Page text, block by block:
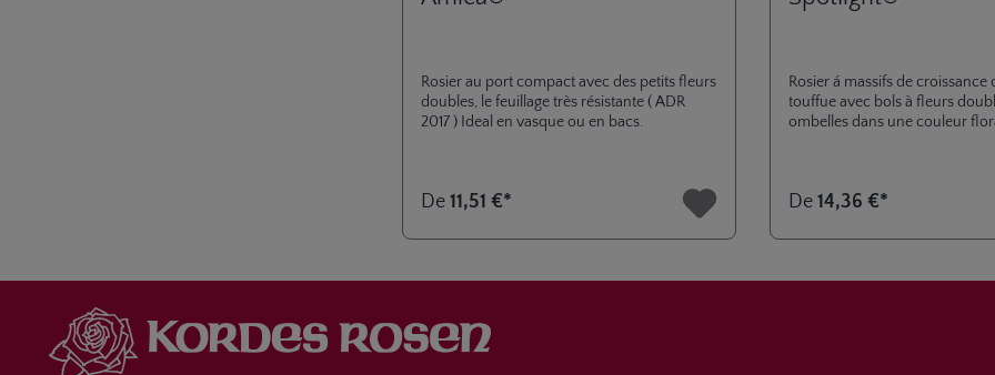
Rosier au port compact avec des petits fleurs
doubles, le feuillage très résistante ( ADR
2017 ) Ideal en vasque ou en bacs.
De 11,51 €*
Rosier á massifs de croissance
touffue avec bols à fleurs
ombelles dans une couleur
sur les terrasses et les balcons.
tolérance à la chaleur des
De 14,36 €*